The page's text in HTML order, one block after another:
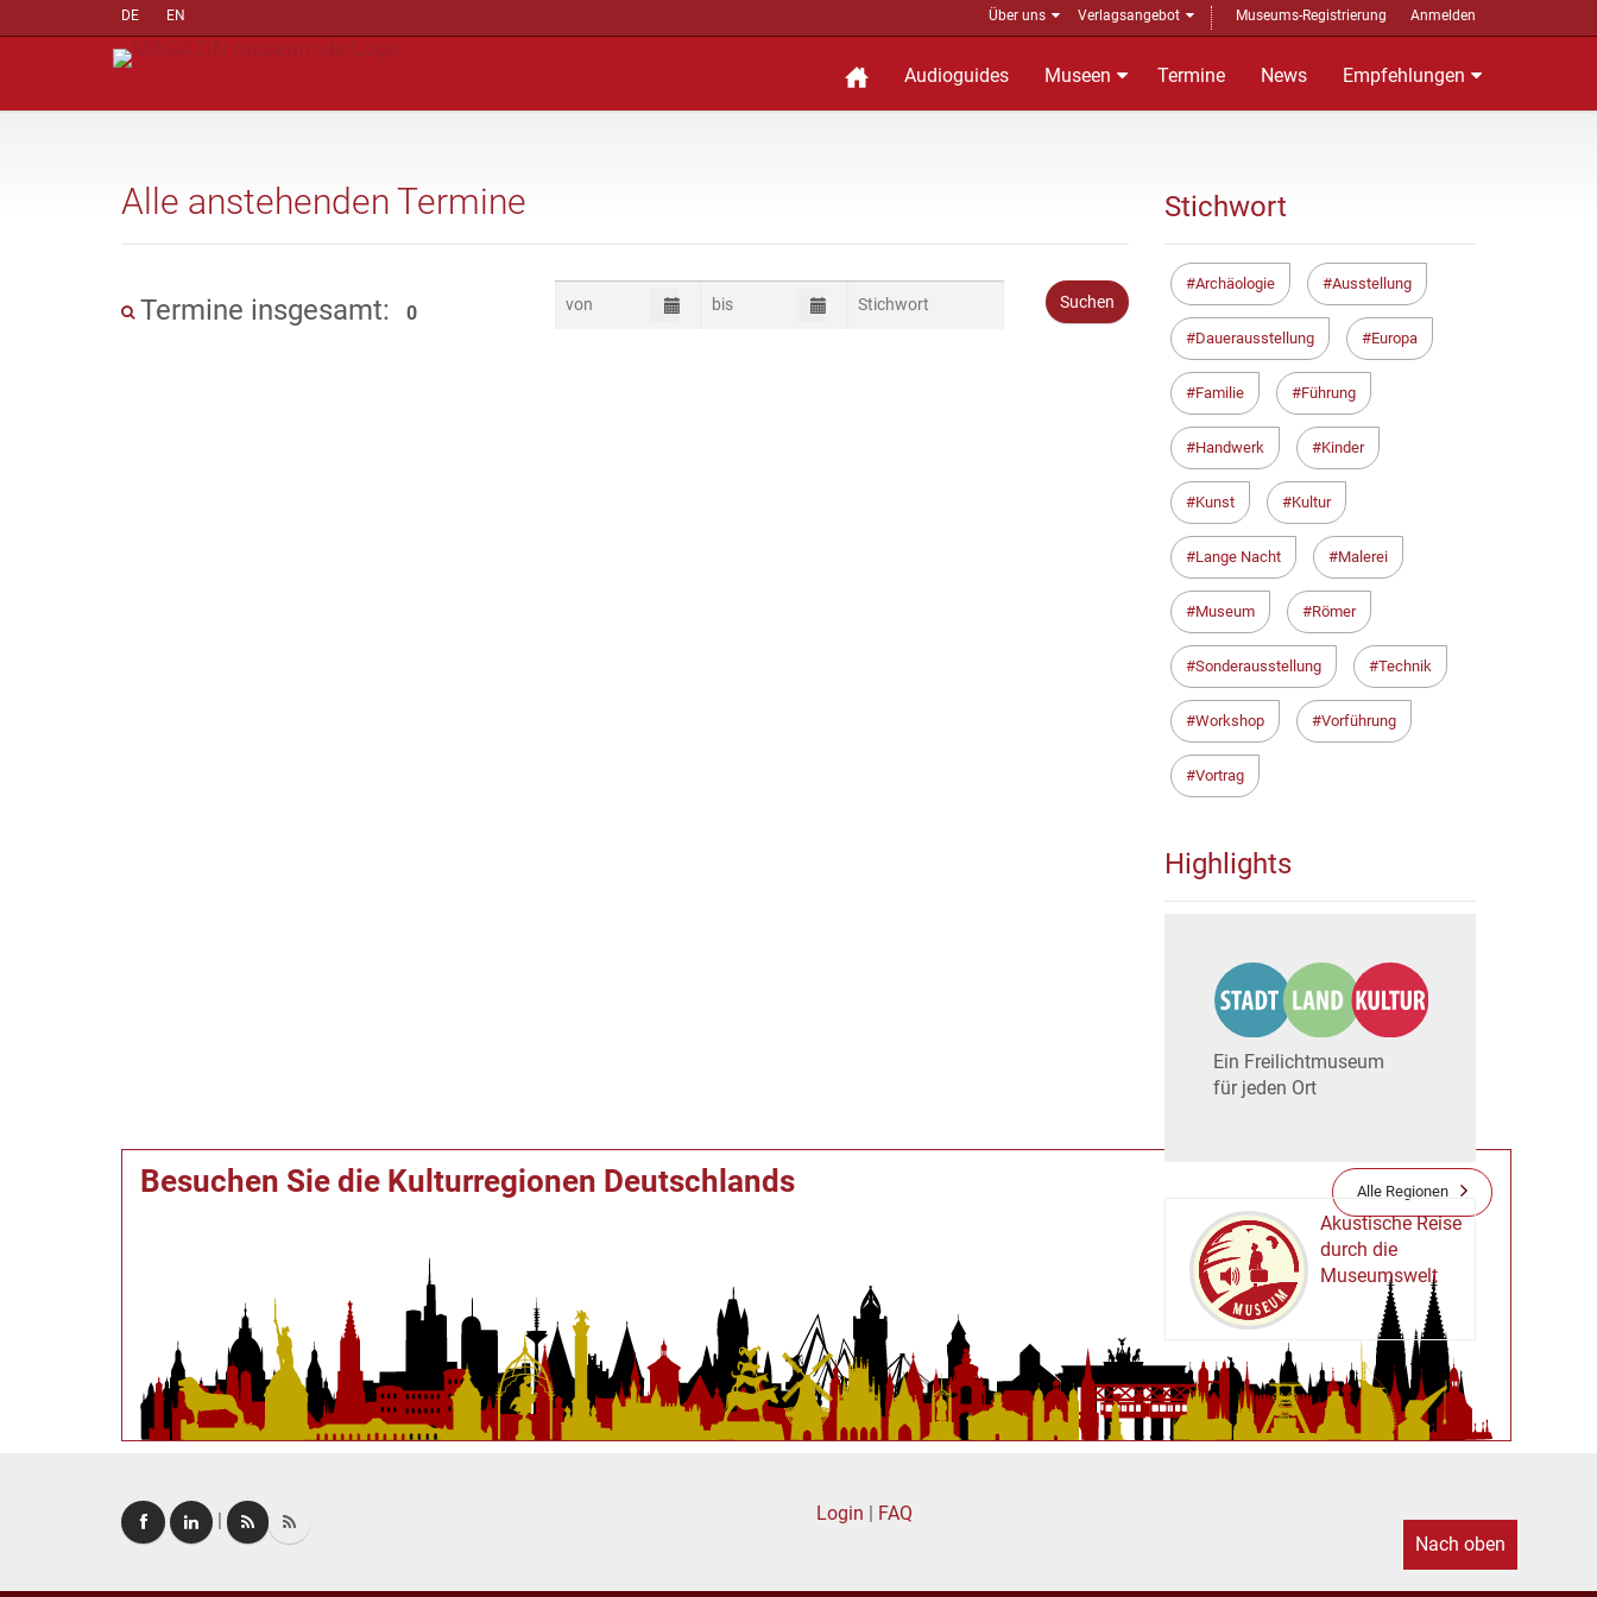
DE EN Über uns Verlagsangebot Museums-Registrierung Anmelden
Audioguides Museen Termine News Empfehlungen
Alle anstehenden Termine
Termine insgesamt: 0
Besuchen Sie die Kulturregionen Deutschlands Alle Regionen
Stichwort
Archäologie Ausstellung
Dauerausstellung Europa
Familie Führung
Handwerk Kinder
Kunst Kultur
Lange Nacht Malerei
Museum Römer
Sonderausstellung Technik
Workshop Vorführung
Vortrag
Highlights
Ein Freilichtmuseum
für jeden Ort
MUSEUM
Akustische Reise
durch die
Museumswelt
Login | FAQ
Nach oben